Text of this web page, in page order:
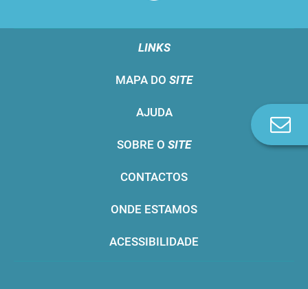
LINKS
MAPA DO SITE
AJUDA
SOBRE O SITE
CONTACTOS
ONDE ESTAMOS
ACESSIBILIDADE